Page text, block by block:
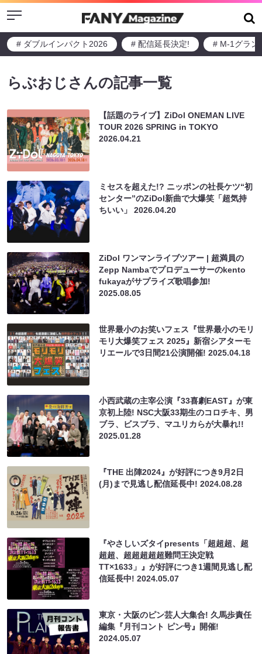
Menu
# ダブルインパクト2026 # 配信延長決定! # M-1グラン
らぶおじさんの記事一覧
【話題のライブ】ZiDol ONEMAN LIVE
TOUR 2026 SPRING in TOKYO
2026.04.21
ミセスを超えた!? ニッポンの社長ケツ“初
センター”のZiDol新曲で大爆笑「超気持
ちいい」2026.04.20
ZiDol ワンマンライブツアー | 超満員の
Zepp Nambaでプロデューサーのkento
fukayaがサプライズ歌唱参加!
2025.08.05
世界最小のお笑いフェス『世界最小のモリ
モリ大爆笑フェス 2025』新宿シアターモ
リエールで3日間21公演開催!2025.04.18
小西武蔵の主宰公演『33喜劇EAST』が東
京初上陸! NSC大阪33期生のコロチキ、男
ブラ、ビスブラ、マユリカらが大暴れ!!
2025.01.28
『THE 出陣2024』が好評につき9月2日
(月)まで見逃し配信延長中!2024.08.28
『やさしいズタイpresents「超超超、超
超超、超超超超超難問王決定戦
TT×1633」』が好評につき1週間見逃し配
信延長中!2024.05.07
東京・大阪のピン芸人大集合! 久馬歩責任
編集『月刊コント ピン号』開催!
2024.05.07